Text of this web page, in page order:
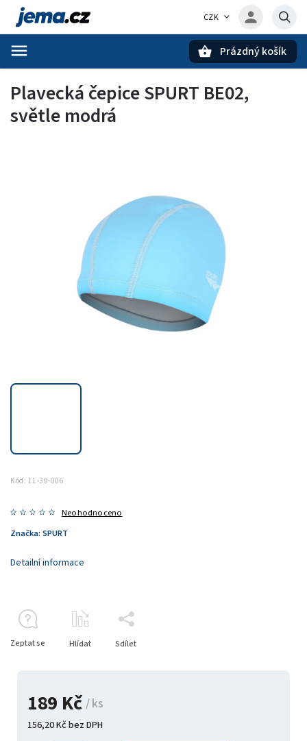
CZK
Prázdný košík
Plavecká čepice SPURT BE02,
světle modrá
Kód: 11-30-006
Neohodnoceno
Značka: SPURT
189 Kč / ks
156,20 Kč bez DPH
Detailní informace
Zeptat se Hlídat Sdílet